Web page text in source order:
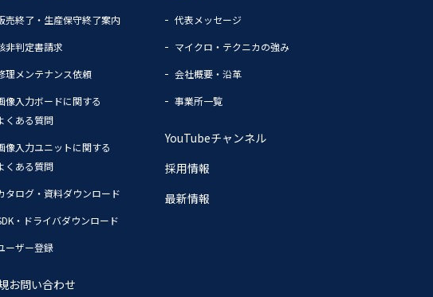
売終了・生産保守終了案内
非判定書請求
理メンテナンス依頼
像入力ボードに関する
くある質問
像入力ユニットに関する
くある質問
タログ・資料ダウンロード
・ドライバダウンロード
ーザー登録
お問い合わせ
代表メッセージ
マイクロ・テクニカの強み
会社概要・沿革
事業所一覧
YouTubeチャンネル
採用情報
最新情報